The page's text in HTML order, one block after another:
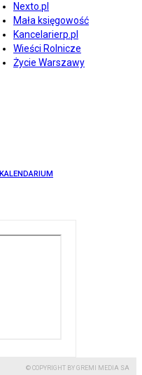
Nexto.pl
Mała księgowość
Kancelarierp.pl
Wieści Rolnicze
Życie Warszawy
KALENDARIUM
© COPYRIGHT BY GREMI MEDIA SA